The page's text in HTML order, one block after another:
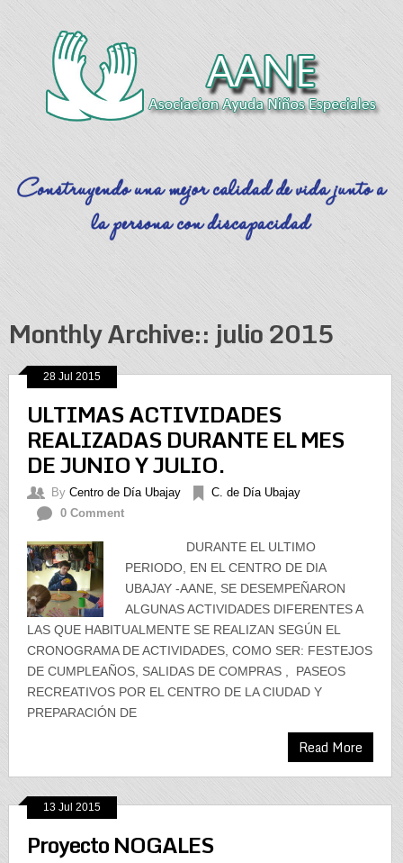
Monthly Archive:: julio 2015
28 Jul 2015
ULTIMAS ACTIVIDADES
REALIZADAS DURANTE EL MES
DE JUNIO Y JULIO.
By Centro de Día Ubajay
C. de Día Ubajay
0 Comment
DURANTE EL ULTIMO
PERIODO, EN EL CENTRO DE DIA
UBAJAY -AANE, SE DESEMPEÑARON
ALGUNAS ACTIVIDADES DIFERENTES A
LAS QUE HABITUALMENTE SE REALIZAN SEGÚN EL
CRONOGRAMA DE ACTIVIDADES, COMO SER: FESTEJOS
DE CUMPLEAÑOS, SALIDAS DE COMPRAS , PASEOS
RECREATIVOS POR EL CENTRO DE LA CIUDAD Y
PREPARACIÓN DE
Read More
13 Jul 2015
Proyecto NOGALES